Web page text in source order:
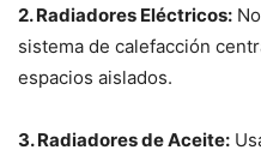
2. Radiadores Eléctricos:
sistema de calefacción
espacios aislados.
3. Radiadores de Aceite: